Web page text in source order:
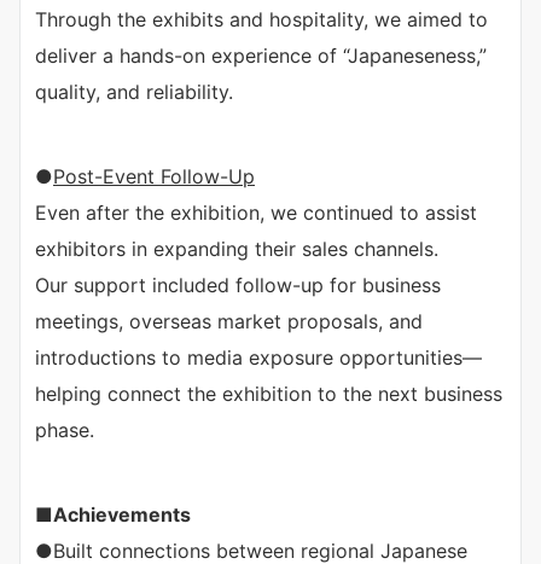
Through the exhibits and hospitality, we aimed to
deliver a hands-on experience of “Japaneseness,”
quality, and reliability.
●Post-Event Follow-Up
Even after the exhibition, we continued to assist
exhibitors in expanding their sales channels.
Our support included follow-up for business
meetings, overseas market proposals, and
introductions to media exposure opportunities—
helping connect the exhibition to the next business
phase.
■Achievements
●Built connections between regional Japanese